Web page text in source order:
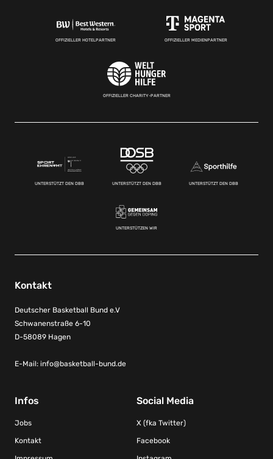
OFFIZIELLER HOTELPARTNER OFFIZIELLER MEDIENPARTNER
OFFIZIELLER CHARITY-PARTNER
UNTERSTÜTZT DEN DBB UNTERSTÜTZT DEN DBB UNTERSTÜTZT DEN DBB
UNTERSTÜTZEN WIR
Kontakt
Deutscher Basketball Bund e.V
Schwanenstraße 6-10
D-58089 Hagen
E-Mail: info@basketball-bund.de
Infos
Jobs
Kontakt
Social Media
X (fka Twitter)
Facebook